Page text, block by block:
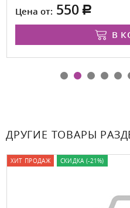
Цена от: 550
В
ДРУГИЕ ТОВАРЫ
ХИТ ПРОДАЖ СКИДКА (-21%)